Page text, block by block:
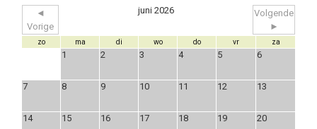
◄
Vorige
juni 2026
Volgende
►
zo ma di wo do vr za
1 2 3 4 5 6
7 8 9 10 11 12 13
14 15 16 17 18 19 20